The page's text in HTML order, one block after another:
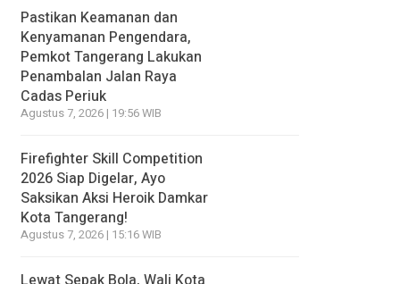
Pastikan Keamanan dan
Kenyamanan Pengendara,
Pemkot Tangerang Lakukan
Penambalan Jalan Raya
Cadas Periuk
Agustus 7, 2026 | 19:56 WIB
Firefighter Skill Competition
2026 Siap Digelar, Ayo
Saksikan Aksi Heroik Damkar
Kota Tangerang!
Agustus 7, 2026 | 15:16 WIB